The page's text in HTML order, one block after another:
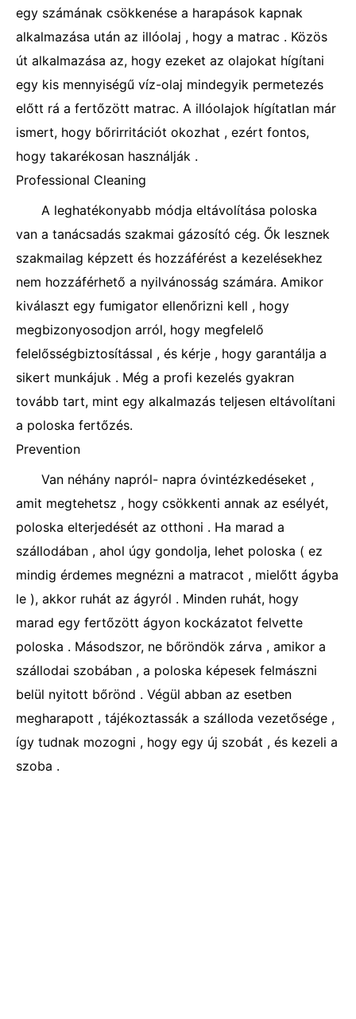
egy számának csökkenése a harapások kapnak
alkalmazása után az illóolaj , hogy a matrac . Közös
út alkalmazása az, hogy ezeket az olajokat hígítani
egy kis mennyiségű víz-olaj mindegyik permetezés
előtt rá a fertőzött matrac. A illóolajok hígítatlan már
ismert, hogy bőrirritációt okozhat , ezért fontos,
hogy takarékosan használják .
Professional Cleaning
A leghatékonyabb módja eltávolítása poloska
van a tanácsadás szakmai gázosító cég. Ők lesznek
szakmailag képzett és hozzáférést a kezelésekhez
nem hozzáférhető a nyilvánosság számára. Amikor
kiválaszt egy fumigator ellenőrizni kell , hogy
megbizonyosodjon arról, hogy megfelelő
felelősségbiztosítással , és kérje , hogy garantálja a
sikert munkájuk . Még a profi kezelés gyakran
tovább tart, mint egy alkalmazás teljesen eltávolítani
a poloska fertőzés.
Prevention
Van néhány napról- napra óvintézkedéseket ,
amit megtehetsz , hogy csökkenti annak az esélyét,
poloska elterjedését az otthoni . Ha marad a
szállodában , ahol úgy gondolja, lehet poloska ( ez
mindig érdemes megnézni a matracot , mielőtt ágyba
le ), akkor ruhát az ágyról . Minden ruhát, hogy
marad egy fertőzött ágyon kockázatot felvette
poloska . Másodszor, ne bőröndök zárva , amikor a
szállodai szobában , a poloska képesek felmászni
belül nyitott bőrönd . Végül abban az esetben
megharapott , tájékoztassák a szálloda vezetősége ,
így tudnak mozogni , hogy egy új szobát , és kezeli a
szoba .